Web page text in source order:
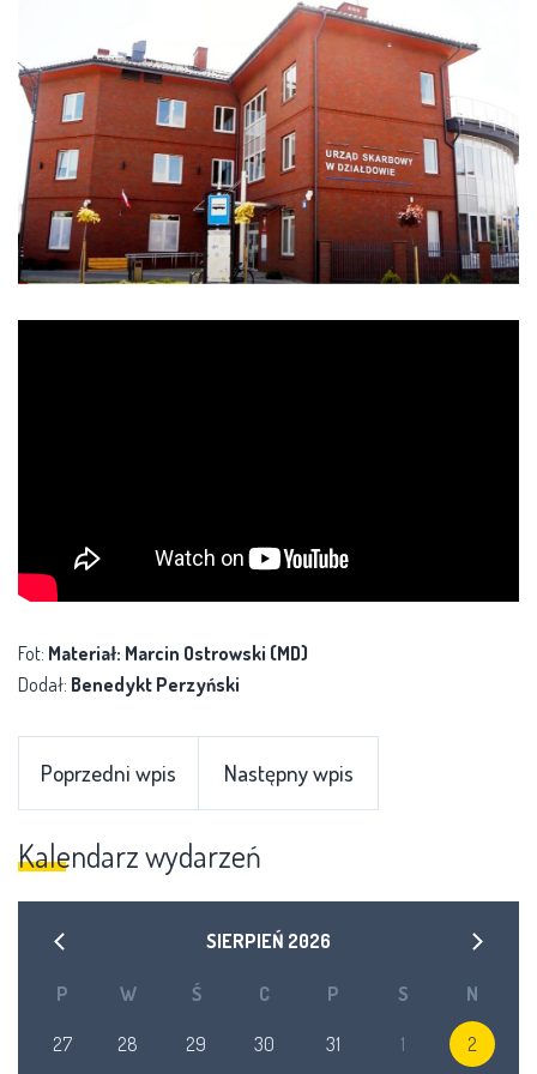
Fot: Materiał: Marcin Ostrowski (MD)
Dodał: Benedykt Perzyński
Poprzedni wpis Następny wpis
Kalendarz wydarzeń
SIERPIEŃ 2026
P W Ś C P S N
27 28 29 30 31 1 2